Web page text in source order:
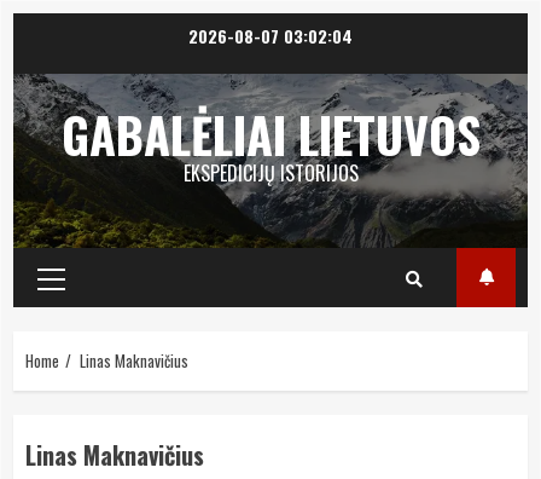
content
2026-08-07 03:02:05
GABALĖLIAI LIETUVOS
EKSPEDICIJŲ ISTORIJOS
Primary
Menu
Home Linas Maknavičius
Linas Maknavičius